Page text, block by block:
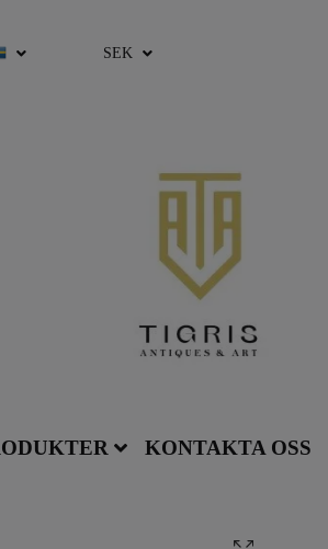
SEK
KONTAKTA OSS